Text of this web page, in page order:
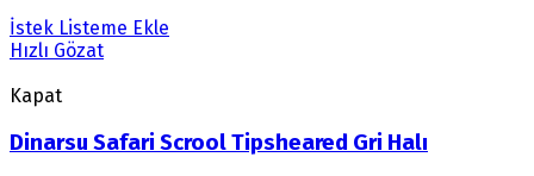
İstek Listeme Ekle
Hızlı Gözat
Kapat
Dinarsu Safari Scrool Tipsheared Gri Halı